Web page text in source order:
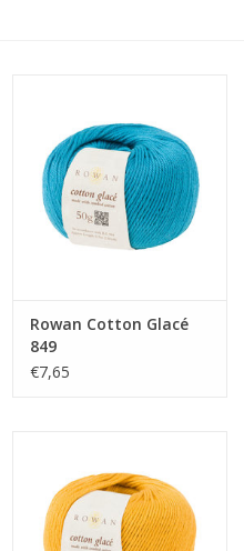
Rowan Cotton Glacé
849
€7,65